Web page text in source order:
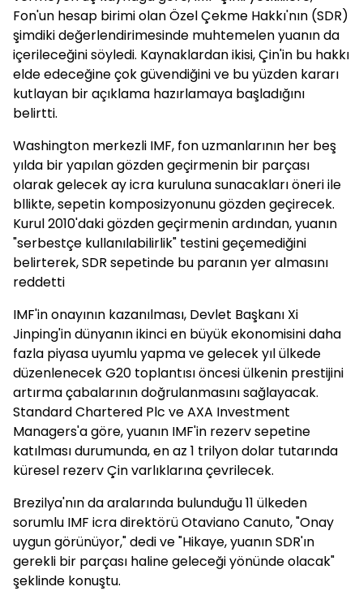
Fon'un hesap birimi olan Özel Çekme Hakkı'nın (SDR)
şimdiki değerlendirimesinde muhtemelen yuanın da
içerileceğini söyledi. Kaynaklardan ikisi, Çin'in bu hakkı
elde edeceğine çok güvendiğini ve bu yüzden kararı
kutlayan bir açıklama hazırlamaya başladığını
belirtti.
Washington merkezli IMF, fon uzmanlarının her beş
yılda bir yapılan gözden geçirmenin bir parçası
olarak gelecek ay icra kuruluna sunacakları öneri ile
bllikte, sepetin komposizyonunu gözden geçirecek.
Kurul 2010'daki gözden geçirmenin ardından, yuanın
"serbestçe kullanılabilirlik" testini geçemediğini
belirterek, SDR sepetinde bu paranın yer almasını
reddetti
IMF'in onayının kazanılması, Devlet Başkanı Xi
Jinping'in dünyanın ikinci en büyük ekonomisini daha
fazla piyasa uyumlu yapma ve gelecek yıl ülkede
düzenlenecek G20 toplantısı öncesi ülkenin prestijini
artırma çabalarının doğrulanmasını sağlayacak.
Standard Chartered Plc ve AXA Investment
Managers'a göre, yuanın IMF'in rezerv sepetine
katılması durumunda, en az 1 trilyon dolar tutarında
küresel rezerv Çin varlıklarına çevrilecek.
Brezilya'nın da aralarında bulunduğu 11 ülkeden
sorumlu IMF icra direktörü Otaviano Canuto, "Onay
uygun görünüyor," dedi ve "Hikaye, yuanın SDR'ın
gerekli bir parçası haline geleceği yönünde olacak"
şeklinde konuştu.